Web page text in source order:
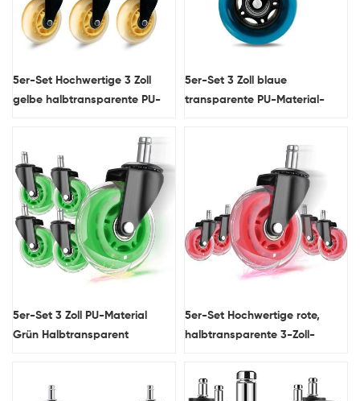
5er-Set Hochwertige 3 Zoll
gelbe halbtransparente PU-
5er-Set 3 Zoll blaue
transparente PU-Material-
5er-Set 3 Zoll PU-Material
Grün Halbtransparent
5er-Set Hochwertige rote,
halbtransparente 3-Zoll-
Material, geräuschlose
Möbelrollen